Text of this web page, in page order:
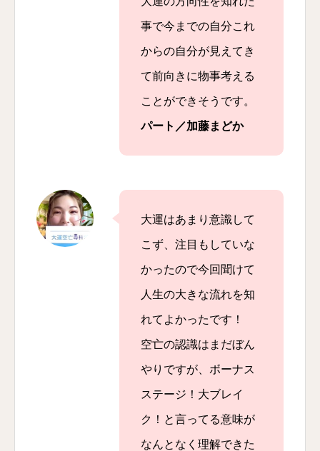
事で今までの自分これ
からの自分が見えてき
て前向きに物事考える
ことができそうです。
パート／加藤まどか
大運はあまり意識して
こず、注目もしていな
かったので今回聞けて
人生の大きな流れを知
れてよかったです！
空亡の認識はまだぼん
やりですが、ボーナス
ステージ！大ブレイ
ク！と言ってる意味が
なんとなく理解できた